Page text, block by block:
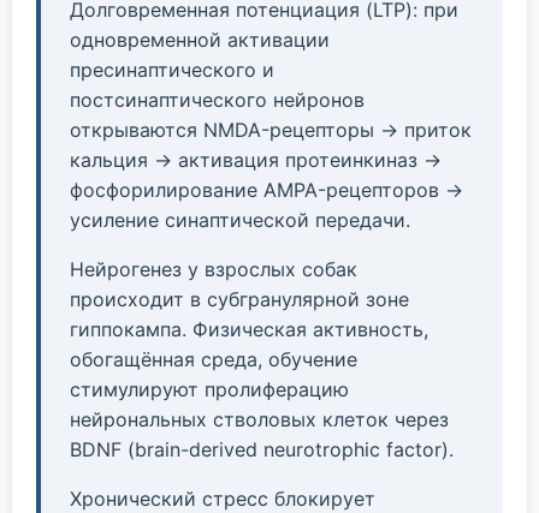
Долговременная потенциация (LTP): при
одновременной активации
пресинаптического и
постсинаптического нейронов
открываются NMDA-рецепторы → приток
кальция → активация протеинкиназ →
фосфорилирование AMPA-рецепторов →
усиление синаптической передачи.
Нейрогенез у взрослых собак
происходит в субгранулярной зоне
гиппокампа. Физическая активность,
обогащённая среда, обучение
стимулируют пролиферацию
нейрональных стволовых клеток через
BDNF (brain-derived neurotrophic factor).
Хронический стресс блокирует